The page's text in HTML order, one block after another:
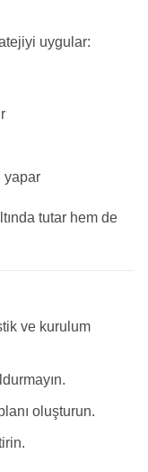
uygular:
yapar
tutar hem de
ve kurulum
oluşturun.